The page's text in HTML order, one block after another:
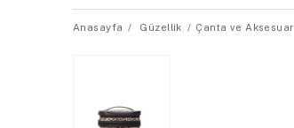
Anasayfa Güzellik Çanta ve Aksesuar